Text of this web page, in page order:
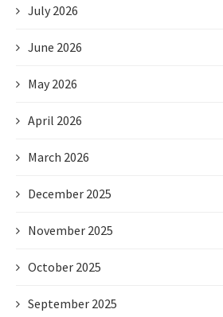
July 2026
June 2026
May 2026
April 2026
March 2026
December 2025
November 2025
October 2025
September 2025